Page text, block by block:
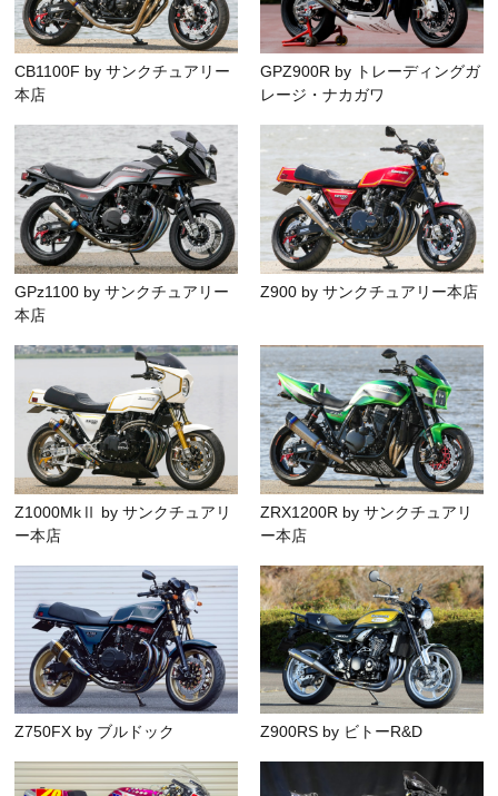
CB1100F by サンクチュアリー
本店
GPZ900R by トレーディングガ
レージ・ナカガワ
GPz1100 by サンクチュアリー
本店
Z900 by サンクチュアリー本店
Z1000MkⅡ by サンクチュアリ
ー本店
ZRX1200R by サンクチュアリ
ー本店
Z750FX by ブルドック Z900RS by ビトーR&D